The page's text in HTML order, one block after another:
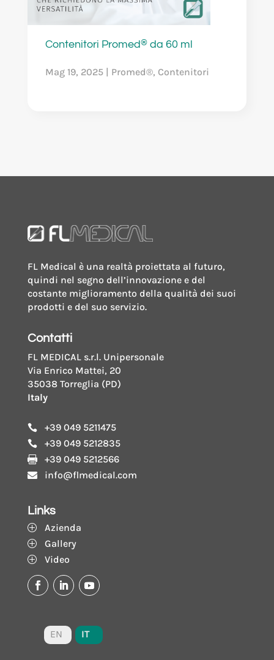
Contenitori Promed®da 60 ml
Mag 19, 2025| Promed®, Contenitori
FL Medical è una realtà proiettata al futuro,
quindi nel segno dell’innovazione e del
costante miglioramento della qualità dei suoi
prodotti e del suo servizio.
Contatti
FL MEDICAL s.r.l. Unipersonale
Via Enrico Mattei, 20
35038 Torreglia (PD)
Italy
 +39 049 5211475
 +39 049 5212835
 +39 049 5212566
 info@flmedical.com
Links
P Azienda
P Gallery
P Video
EN IT